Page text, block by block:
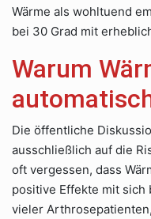
Wärme als wohltuend
bei 30 Grad mit
Warum
Die öffentliche
ausschließlich auf die
oft vergessen, dass
positive Effekte mit
vieler